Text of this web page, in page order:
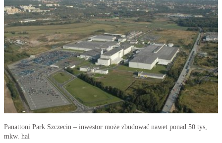
Panattoni Park Szczecin – inwestor może zbudować nawet ponad 50 tys,
mkw. hal